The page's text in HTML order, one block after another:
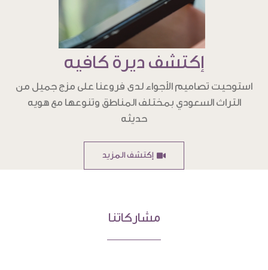
إكتشف ديرة كافيه
استوحيت تصاميم الأجواء لدى فروعنا على مزج جميل من
التراث السعودي بمختلف المناطق وتنوعها مع هويه
حديثه
إكتشف المزيد
مشاركاتنا